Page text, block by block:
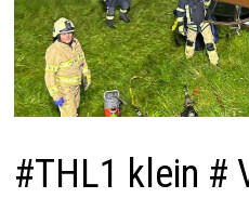
#THL1 klein #